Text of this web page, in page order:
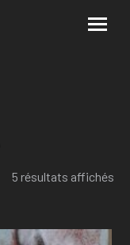
5 résultats affichés